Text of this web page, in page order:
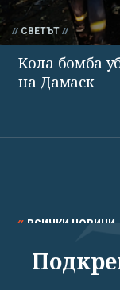
СВЕТЪТ
Кола бомба
на Дамаск
ВСИЧКИ НОВИНИ
СПОРТ